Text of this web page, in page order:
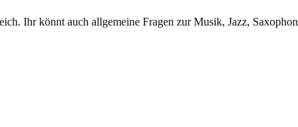
Ihr könnt auch allgemeine Fragen zur Musik, Jazz,